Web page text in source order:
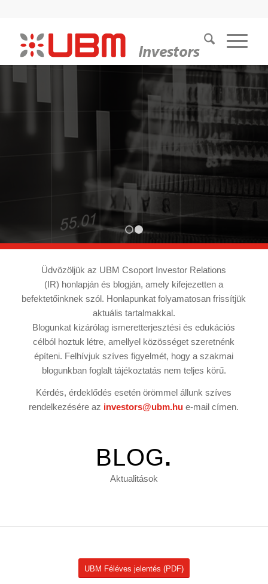
UBM CSOPORT.
Növekedjünk együtt, stabil alapokon
Üdvözöljük az UBM Csoport Investor Relations
(IR) honlapján és blogján, amely kifejezetten a
befektetőinknek szól. Honlapunkat folyamatosan frissítjük
aktuális tartalmakkal.
Blogunkat kizárólag ismeretterjesztési és edukációs
célból hoztuk létre, amellyel közösséget szeretnénk
építeni. Felhívjuk szíves figyelmét, hogy a szakmai
blogunkban foglalt tájékoztatás nem teljes körű.
Kérdés, érdeklődés esetén örömmel állunk szíves
rendelkezésére az investors@ubm.hu e-mail címen.
BLOG.
Aktualitások
UBM Féléves jelentés (PDF)